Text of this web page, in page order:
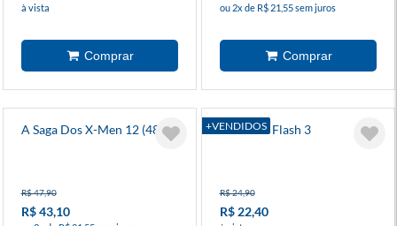
à vista ou 2x de R$ 21,55 sem juros
A Saga Dos X-Men 12 (48)
R$ 47,90
R$ 43,10
+VENDIDOS
Absolute Flash 3
R$ 24,90
R$ 22,40